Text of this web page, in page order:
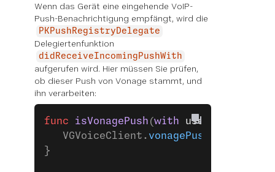
Wenn das Gerät eine eingehende VoIP-
Push-Benachrichtigung empfängt, wird die
PKPushRegistryDelegate
Delegiertenfunktion
didReceiveIncomingPushWith
aufgerufen wird. Hier müssen Sie prüfen,
ob dieser Push von Vonage stammt, und
ihn verarbeiten:
func isVonagePush (with userInfo
   VGVoiceClient.
vonagePushType
}